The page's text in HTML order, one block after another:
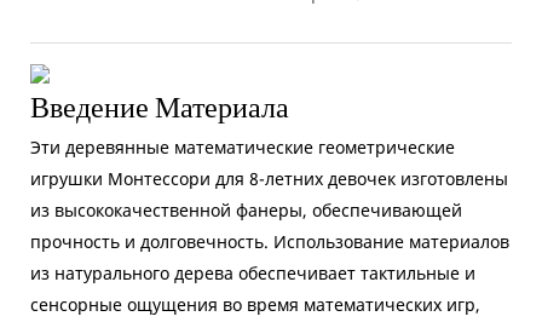
Введение Материала
Эти деревянные математические геометрические
игрушки Монтессори для 8-летних девочек изготовлены
из высококачественной фанеры, обеспечивающей
прочность и долговечность. Использование материалов
из натурального дерева обеспечивает тактильные и
сенсорные ощущения во время математических игр,